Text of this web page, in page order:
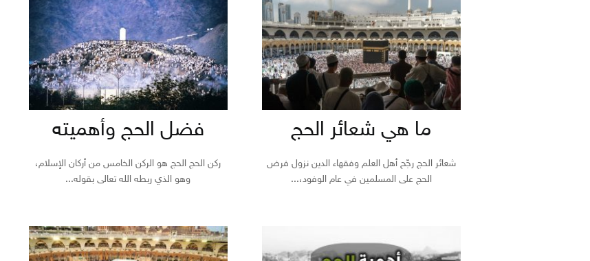
ما هي شعائر الحج
شعائر الحج رجّح أهل العلم وفقهاء الدين نزول فرض
الحج على المسلمين في عام الوفود،...
فضل الحج وأهميته
ركن الحج الحج هو الركن الخامس من أركان الإسلام،
وهو الذي ربطه الله تعالى بقوله...